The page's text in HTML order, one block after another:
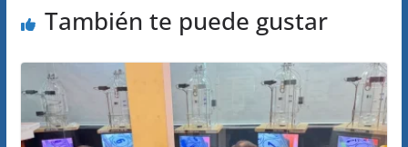
También te puede gustar